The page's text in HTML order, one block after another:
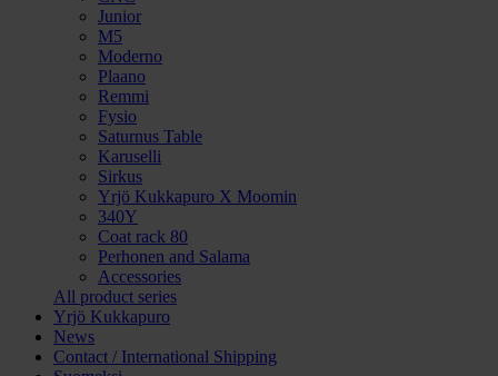
Junior
M5
Moderno
Plaano
Remmi
Fysio
Saturnus Table
Karuselli
Sirkus
Yrjö Kukkapuro X Moomin
340Y
Coat rack 80
Perhonen and Salama
Accessories
All product series
Yrjö Kukkapuro
News
Contact / International Shipping